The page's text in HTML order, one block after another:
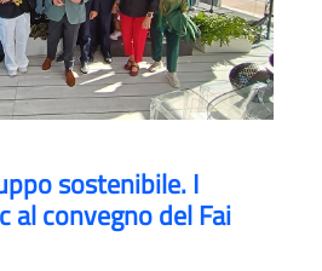
sostenibile. I
al convegno del Fai